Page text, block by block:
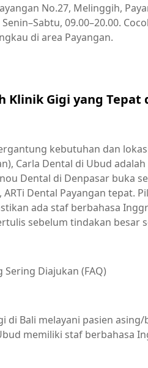
No.27, Melinggih,
Senin–Sabtu, 09.00–20.00.
di area Payangan.
Klinik Gigi yang Tepat
kebutuhan dan
Carla Dental di Ubud
Dental di Denpasar buka
ARTi Dental Payangan tepat.
ada staf berbahasa
sebelum tindakan besar
Sering Diajukan (FAQ)
di Bali melayani pasien
memiliki staf berbahasa